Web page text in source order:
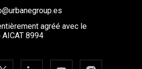
agréé avec le
AICAT 8994